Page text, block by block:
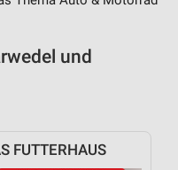
und
FUTTERHAUS